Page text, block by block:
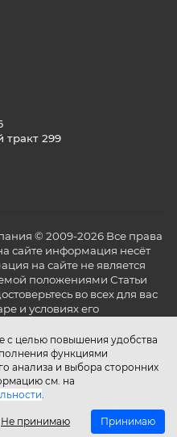
с целью повышения удобства
функциями
анализа и выбора сторонних
см. на
.
Не принимаю Принимаю
тракт 299
© 2009-2026 Все права
сайте информация несёт
на сайте не является
положениями Статьи
во всех для вас
и условиях его